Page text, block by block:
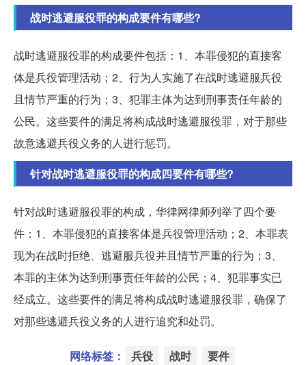
战时逃避服役罪的构成要件有哪些?
战时逃避服役罪的构成要件包括：1、本罪侵犯的直接客
体是兵役管理活动；2、行为人实施了在战时逃避服兵役
且情节严重的行为；3、犯罪主体为达到刑事责任年龄的
公民。这些要件的满足将构成战时逃避服役罪，对于那些
故意逃避兵役义务的人进行惩罚。
针对战时逃避服役罪的构成四要件有哪些?
针对战时逃避服役罪的构成，华律网律师列举了四个要
件：1、本罪侵犯的直接客体是兵役管理活动；2、本罪表
现为在战时拒绝、逃避服兵役并且情节严重的行为；3、
本罪的主体为达到刑事责任年龄的公民；4、犯罪事实已
经成立。这些要件的满足将构成战时逃避服役罪，确保了
对那些逃避兵役义务的人进行追究和处罚。
网络标签： 兵役 战时 要件